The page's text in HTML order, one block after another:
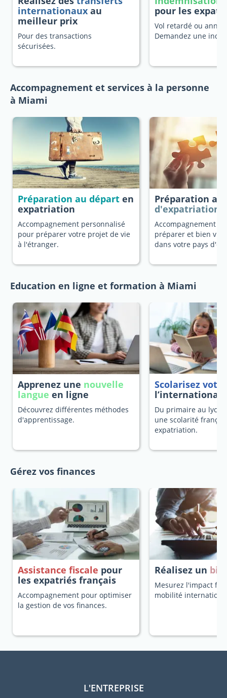
internationaux au
meilleur prix
Pour des transactions
sécurisées.
pour les
Vol retardé ou
Demandez une
Accompagnement et services à la personne
à Miami
Préparation au départ en
expatriation
Accompagnement personnalisé
pour préparer votre projet de vie
à l'étranger.
Préparation au
d'expatriation
Accompagnement
préparer et bien
dans votre pays
Education en ligne et formation à Miami
Apprenez une nouvelle
langue en ligne
Découvrez différentes méthodes
d'apprentissage.
Scolarisez
l’international
Du primaire au
une scolarité
expatriation.
Gérez vos finances
Assistance fiscale pour
les expatriés français
Accompagnement pour optimiser
la gestion de vos finances.
Réalisez un
Mesurez l'impact
mobilité
L'ENTREPRISE